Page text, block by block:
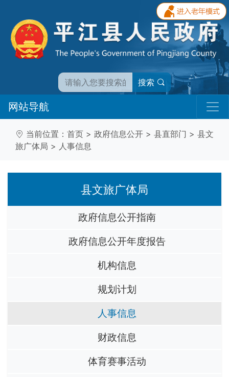
搜索
网站导航
当前位置： 首页 > 政府信息公开 > 县直部门 > 县文
旅广体局 > 人事信息
县文旅广体局
政府信息公开指南
政府信息公开年度报告
机构信息
规划计划
人事信息
财政信息
体育赛事活动